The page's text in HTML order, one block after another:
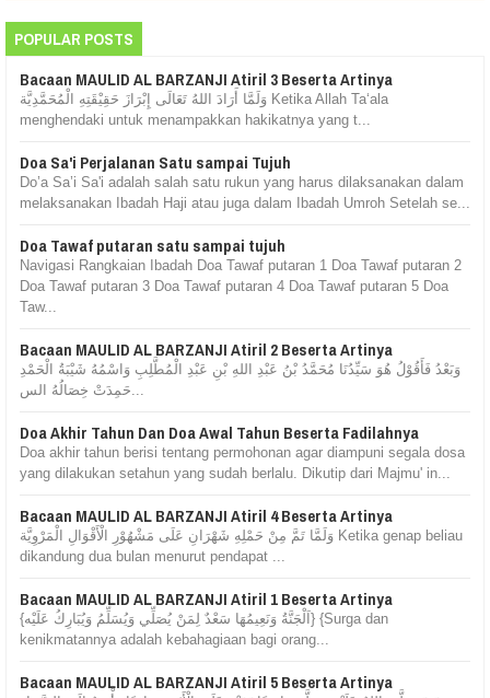
POPULAR POSTS
Bacaan MAULID AL BARZANJI Atiril 3 Beserta Artinya
وَلَمَّا أَرَادَ اللهُ تَعَالَى إِبْرَازَ حَقِيْقَتِهِ الْمُحَمَّدِيَّة Ketika Allah Ta‘ala
menghendaki untuk menampakkan hakikatnya yang t...
Doa Sa'i Perjalanan Satu sampai Tujuh
Do’a Sa’i Sa'i adalah salah satu rukun yang harus dilaksanakan dalam
melaksanakan Ibadah Haji atau juga dalam Ibadah Umroh Setelah se...
Doa Tawaf putaran satu sampai tujuh
Navigasi Rangkaian Ibadah Doa Tawaf putaran 1 Doa Tawaf putaran 2
Doa Tawaf putaran 3 Doa Tawaf putaran 4 Doa Tawaf putaran 5 Doa
Taw...
Bacaan MAULID AL BARZANJI Atiril 2 Beserta Artinya
وَبَعْدُ فَأَقُوْلُ هُوَ سَيِّدُنَا مُحَمَّدُ بْنُ عَبْدِ اللهِ بْنِ عَبْدِ الْمُطَّلِبِ وَاسْمُهُ شَيْبَةُ الْحَمْدِ
حَمِدَتْ خِصَالُهُ الس...
Doa Akhir Tahun Dan Doa Awal Tahun Beserta Fadilahnya
Doa akhir tahun berisi tentang permohonan agar diampuni segala dosa
yang dilakukan setahun yang sudah berlalu. Dikutip dari Majmu' in...
Bacaan MAULID AL BARZANJI Atiril 4 Beserta Artinya
وَلَمَّا تَمَّ مِنْ حَمْلِهِ شَهْرَانِ عَلَى مَشْهُوْرِ الْأَقْوَالِ الْمَرْوِيَّة Ketika genap beliau
dikandung dua bulan menurut pendapat ...
Bacaan MAULID AL BARZANJI Atiril 1 Beserta Artinya
{اَلْجَنَّةُ وَنَعِيمُهَا سَعْدٌ لِمَنْ يُصَلِّي وَيُسَلِّمُ وَيُبَارِكُ عَلَيْه} {Surga dan
kenikmatannya adalah kebahagiaan bagi orang...
Bacaan MAULID AL BARZANJI Atiril 5 Beserta Artinya